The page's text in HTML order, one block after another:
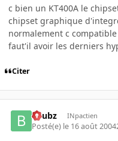
c bien un KT400A le
chipset graphique
normalement c
faut'il avoir les derniers
Citer
beubz INpactien
Posté(e) le 16 août 2004